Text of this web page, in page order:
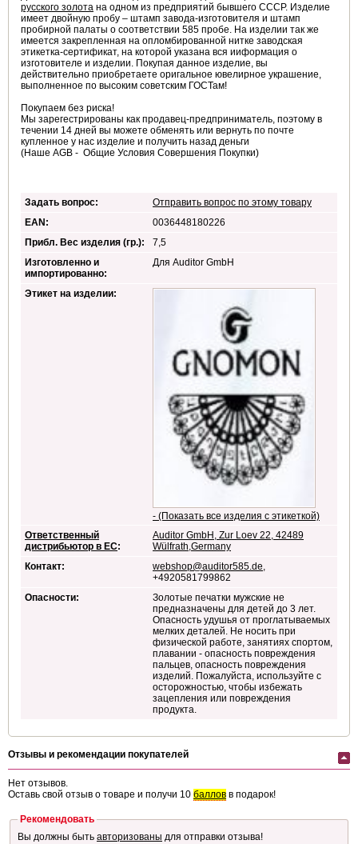
русского золота на одном из предприятий бывшего СССР. Изделие
имеет двойную пробу – штамп завода-изготовителя и штамп
пробирной палаты о соответствии 585 пробе. На изделии так же
имеется закрепленная на опломбированной нитке заводская
этикетка-сертификат, на которой указана вся ииформация о
изготовителе и изделии. Покупая данное изделие, вы
действительно приобретаете оригальное ювелирное украшение,
выполненное по высоким советским ГОСТам!
Покупаем без риска!
Мы зарегестрированы как продавец-предприниматель, поэтому в
течении 14 дней вы можете обменять или вернуть по почте
купленное у нас изделие и получить назад деньги
(Наше AGB - Общие Условия Совершения Покупки)
Задать вопрос:
Отправить вопрос по этому товару
EAN:
0036448180226
Прибл. Вес изделия (гр.):
7,5
Изготовленно и
импортированно:
Для Auditor GmbH
Этикет на изделии:
- (Показать все изделия с этикеткой)
Ответственный
дистрибьютор в ЕС:
Auditor GmbH, Zur Loev 22, 42489
Wülfrath,Germany
Контакт:
webshop@auditor585.de,
+4920581799862
Опасности:
Золотые печатки мужские не
предназначены для детей до 3 лет.
Опасность удушья от проглатываемых
мелких деталей. Не носить при
физической работе, занятиях спортом,
плавании - опасность повреждения
пальцев, опасность повреждения
изделий. Пожалуйста, используйте с
осторожностью, чтобы избежать
зацепления или повреждения
продукта.
Отзывы и рекомендации покупателей
Нет отзывов.
Оставь свой отзыв о товаре и получи 10 баллов в подарок!
Рекомендовать
Вы должны быть авторизованы для отправки отзыва!